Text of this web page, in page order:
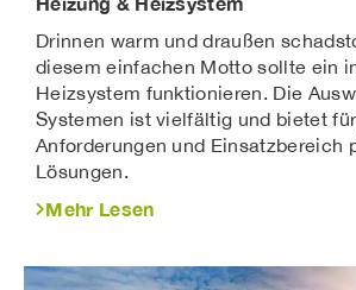
Drinnen warm und draußen
diesem einfachen Motto sollte ein
Heizsystem funktionieren. Die
Systemen ist vielfältig und bietet
Anforderungen und Einsatzbereich
Lösungen.
Mehr Lesen